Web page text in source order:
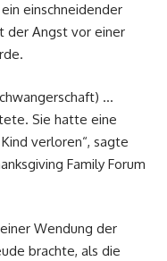
einschneidender
der Angst vor einer
…
Sie hatte eine
verloren“, sagte
Family Forum
Wendung der
brachte, als die